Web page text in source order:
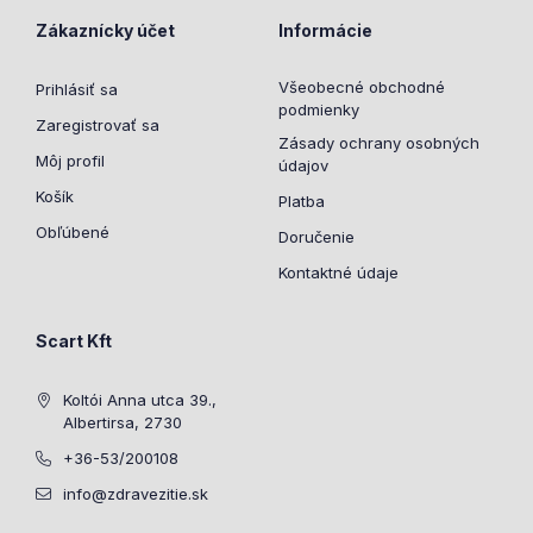
Zákaznícky účet
Prihlásiť sa
Zaregistrovať sa
Môj profil
Košík
Obľúbené
Informácie
Všeobecné obchodné
podmienky
Zásady ochrany osobných
údajov
Platba
Doručenie
Kontaktné údaje
Scart Kft
Koltói Anna utca 39.,
Albertirsa, 2730
+36-53/200108
info@zdravezitie.sk